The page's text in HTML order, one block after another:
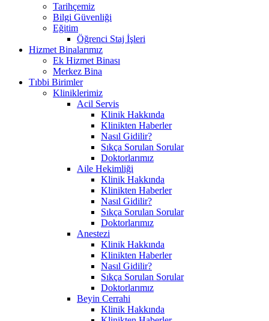
Tarihçemiz
Bilgi Güvenliği
Eğitim
Öğrenci Staj İşleri
Hizmet Binalarımız
Ek Hizmet Binası
Merkez Bina
Tıbbi Birimler
Kliniklerimiz
Acil Servis
Klinik Hakkında
Klinikten Haberler
Nasıl Gidilir?
Sıkça Sorulan Sorular
Doktorlarımız
Aile Hekimliği
Klinik Hakkında
Klinikten Haberler
Nasıl Gidilir?
Sıkça Sorulan Sorular
Doktorlarımız
Anestezi
Klinik Hakkında
Klinikten Haberler
Nasıl Gidilir?
Sıkça Sorulan Sorular
Doktorlarımız
Beyin Cerrahi
Klinik Hakkında